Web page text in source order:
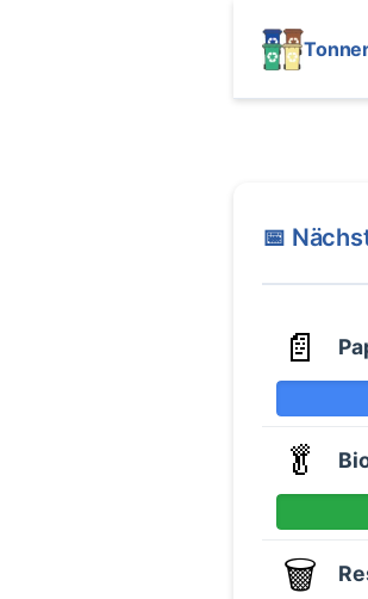
📅
📄
🥬
🗑️